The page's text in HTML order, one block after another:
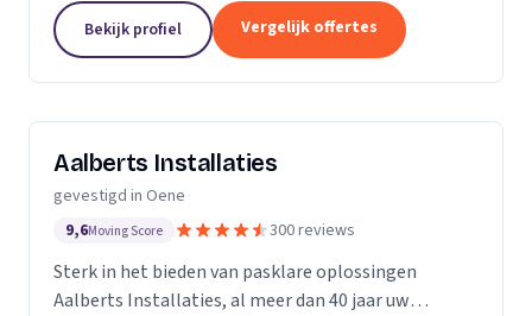
bij complete keuken- en badkamerrenovaties.
Daarnaast helpt eDomus u...
Bekijk profiel Vergelijk offertes
Aalberts Installaties
gevestigd in Oene
9,6Moving Score 300 reviews
Sterk in het bieden van pasklare oplossingen
Aalberts Installaties, al meer dan 40 jaar uw